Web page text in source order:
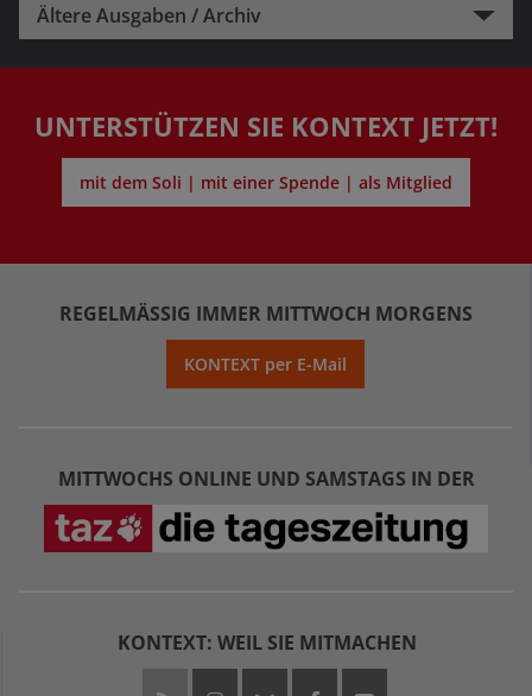
Ältere Ausgaben / Archiv
UNTERSTÜTZEN SIE KONTEXT JETZT!
mit dem Soli | mit einer Spende | als Mitglied
REGELMÄSSIG IMMER MITTWOCH MORGENS
KONTEXT per E-Mail
MITTWOCHS ONLINE UND SAMSTAGS IN DER
KONTEXT: WEIL SIE MITMACHEN